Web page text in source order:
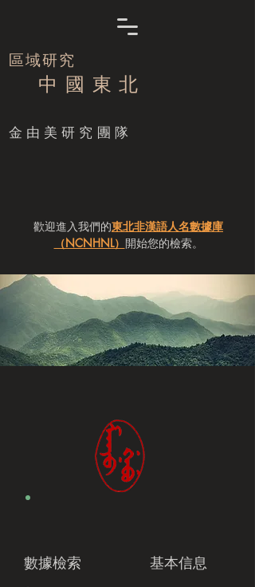
區域研究
中 國 東 北
​金由美研究團隊
歡迎進入我們的東北非漢語人名數據庫
（NCNHNL） 開始您的檢索。
數據檢索 基本信息